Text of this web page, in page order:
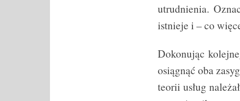
utrudnienia.
istnieje i – co
Dokonując
osiągnąć oba
teorii usług